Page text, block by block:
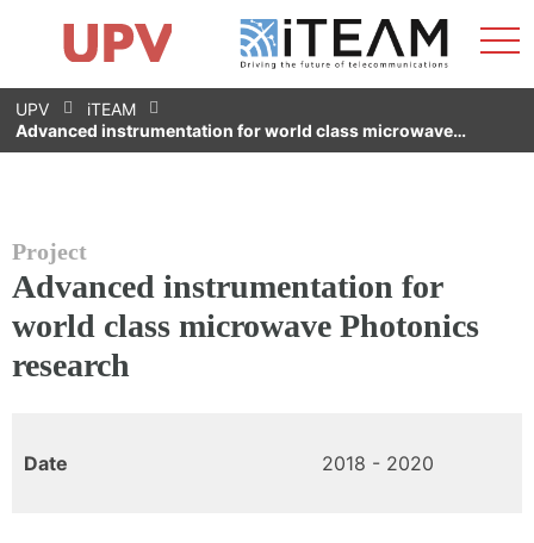
Skip
content
Research Impact
Research Groups
Facilities
Spin-offs
Contact
Internships
News
Equality Unit
UPV
iTEAM
Advanced instrumentation for world class microwave…
Project
Advanced instrumentation for
world class microwave Photonics
research
Date 2018 - 2020